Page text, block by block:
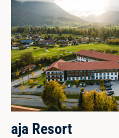
aja Resort